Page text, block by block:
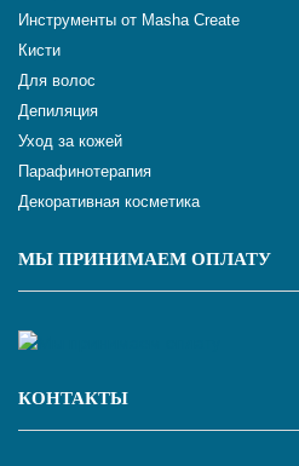
Инструменты от Masha Create
Кисти
Для волос
Депиляция
Уход за кожей
Парафинотерапия
Декоративная косметика
МЫ ПРИНИМАЕМ ОПЛАТУ
КОНТАКТЫ